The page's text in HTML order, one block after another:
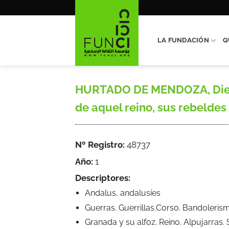
LA FUNDACIÓN
HURTADO DE MENDOZA,
de aquel reino, sus rebeldes
Nº Registro: 48737
Año: 1
Descriptores:
Andalus, andalusíes
Guerras. Guerrillas.Corso.
Granada y su alfoz. Reino. Alpujarras.